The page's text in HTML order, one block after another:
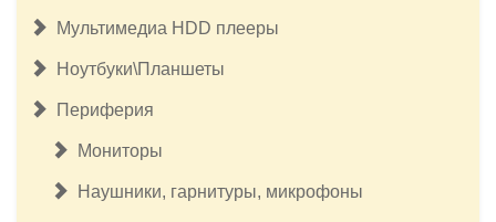
Мультимедиа HDD плееры
Ноутбуки\Планшеты
Периферия
Мониторы
Наушники, гарнитуры, микрофоны